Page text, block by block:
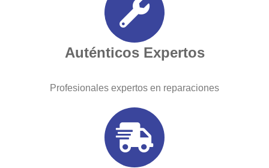
Auténticos Expertos
Profesionales expertos en reparaciones